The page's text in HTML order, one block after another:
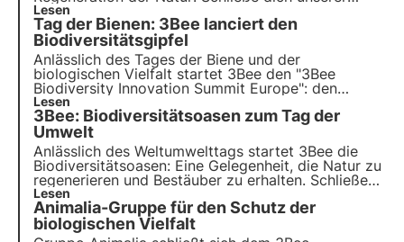
Mission an und entdecke, wie
Nachhaltigkeit zusammenkommen, um eine
grünere Zukunft für Unternehmen und den Planeten
zu schaffen.
Lesen
Tag der Bienen: 3Bee lanciert den
Biodiversitätsgipfel
Anlässlich des Tages der Biene und der
biologischen Vielfalt startet 3Bee den "3Bee
Biodiversity Innovation Summit Europe": den
jährlichen Biodiversitätsgipfel, um die
des Jahres 2023für den Schutz der biologischen
Vielfalt in der Wirtschaft und der internationalen
Wirtschaft zu definieren.
Lesen
3Bee: Biodiversitätsoasen zum Tag der
Umwelt
Anlässlich des Weltumwelttags startet 3Bee die
Biodiversitätsoasen: Eine Gelegenheit, die Natur zu
regenerieren und Bestäuber zu erhalten. Schließen
Sie sich uns an und entdecken Sie, wie unsere
Missioninnovative Technologie und
Umweltengagementkombiniert.
Lesen
Animalia-Gruppe für den Schutz der
biologischen Vielfalt